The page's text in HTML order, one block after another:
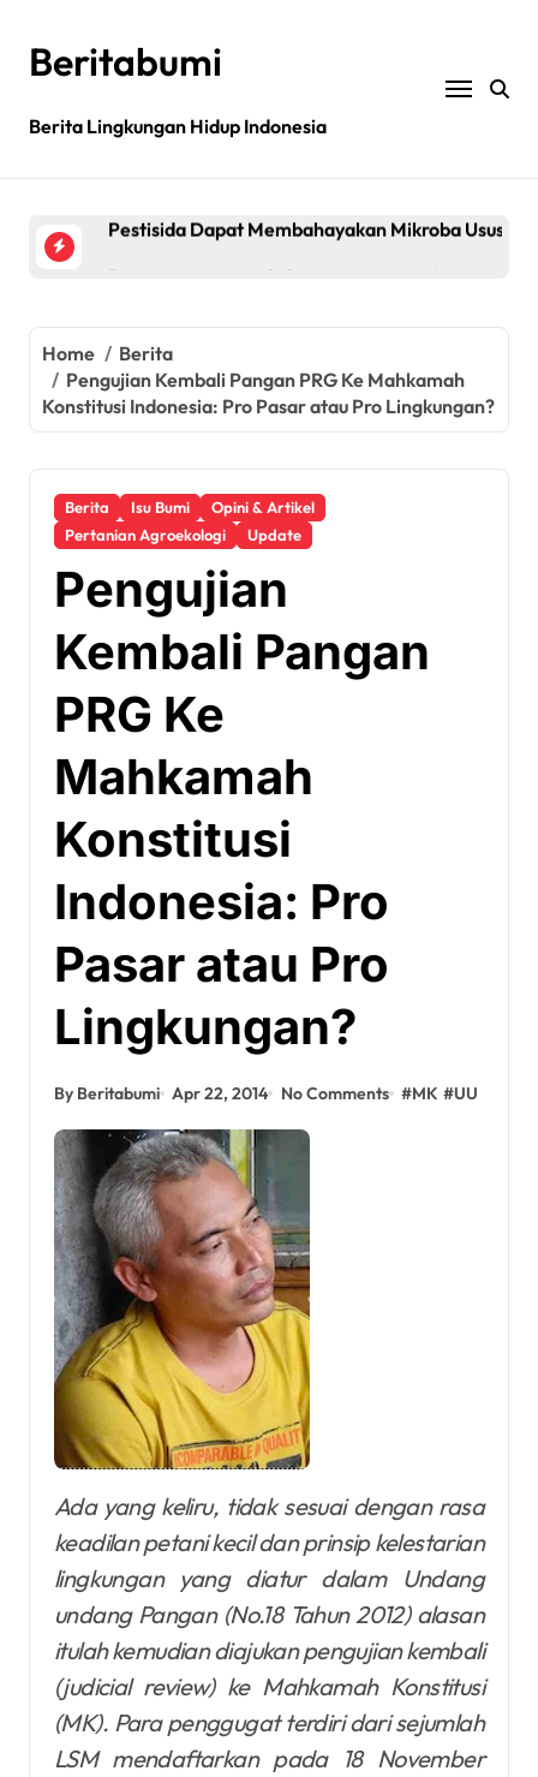
contentBeritabumi
Berita Lingkungan Hidup Indonesia
Bagaimana rantai pasokan global yang tidak
Penemuan gen padi dapat mengurangi
Bagaimana rantai pasokan global yang tidak
Filipina: MASIPAG Menentang Persetujuan Beras
Home
Berita
Pengujian Kembali Pangan PRG Ke Mahkamah
Konstitusi Indonesia: Pro Pasar atau Pro Lingkungan?
Berita Isu Bumi
Opini & Artikel
Pertanian Agroekologi
Update
Pengujian
Kembali Pangan
PRG Ke
Mahkamah
Konstitusi
Indonesia: Pro
Pasar atau Pro
Lingkungan?
By Beritabumi Apr 22, 2014 No Comments #MK #UU
Ada yang keliru, tidak sesuai dengan rasa
keadilan petani kecil dan prinsip kelestarian
lingkungan yang diatur dalam Undang
undang Pangan (No.18 Tahun 2012) alasan
itulah kemudian diajukan pengujian kembali
(judicial review) ke Mahkamah Konstitusi
(MK). Para penggugat terdiri dari sejumlah
LSM mendaftarkan pada 18 November